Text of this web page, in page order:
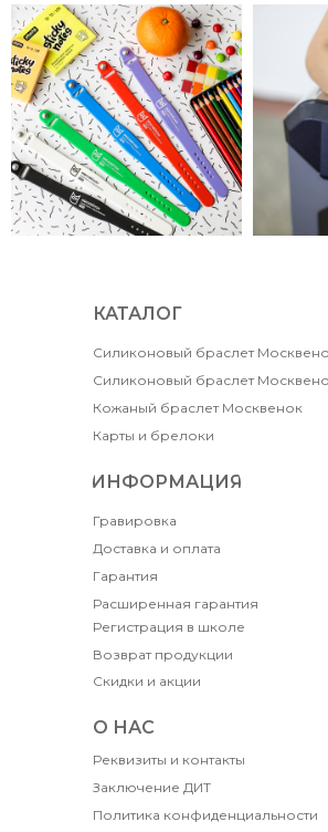
Силиконовый браслет
Силиконовый браслет
Кожаный браслет Москвенок
Карты и брелоки
КАТАЛОГ
Скидки и акции
ИНФОРМАЦИЯ
Доставка и оплата
Гравировка
Гарантия
Регистрация в школе
Возврат продукции
Расширенная гарантия
О НАС
Реквизиты и контакты
Заключение ДИТ
Политика конфиденциальности